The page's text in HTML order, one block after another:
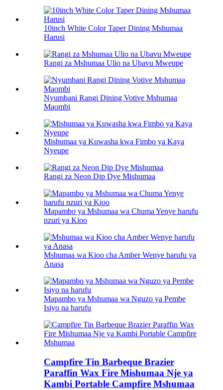
10inch White Color Taper Dining Mshumaa
Harusi
Rangi za Mshumaa Ulio na Ubavu Mweupe
Nyumbani Rangi Dining Votive Mshumaa
Maombi
Mishumaa ya Kuwasha kwa Fimbo ya Kaya
Nyeupe
Rangi za Neon Dip Dye Mishumaa
Mapambo ya Mshumaa wa Chuma Yenye harufu
nzuri ya Kioo
Mshumaa wa Kioo cha Amber Wenye harufu ya
Anasa
Mapambo ya Mshumaa wa Nguzo ya Pembe
Isiyo na harufu
Campfire Tin Barbeque Brazier
Paraffin Wax Fire Mishumaa Nje ya
Kambi Portable Campfire Mshumaa